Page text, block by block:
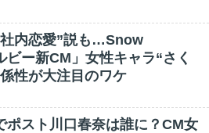
社内恋愛”説も…Snow
ビー新CM」女性キャラ“さく
性が大注目のワケ
ポスト川口春奈は誰に？CM女